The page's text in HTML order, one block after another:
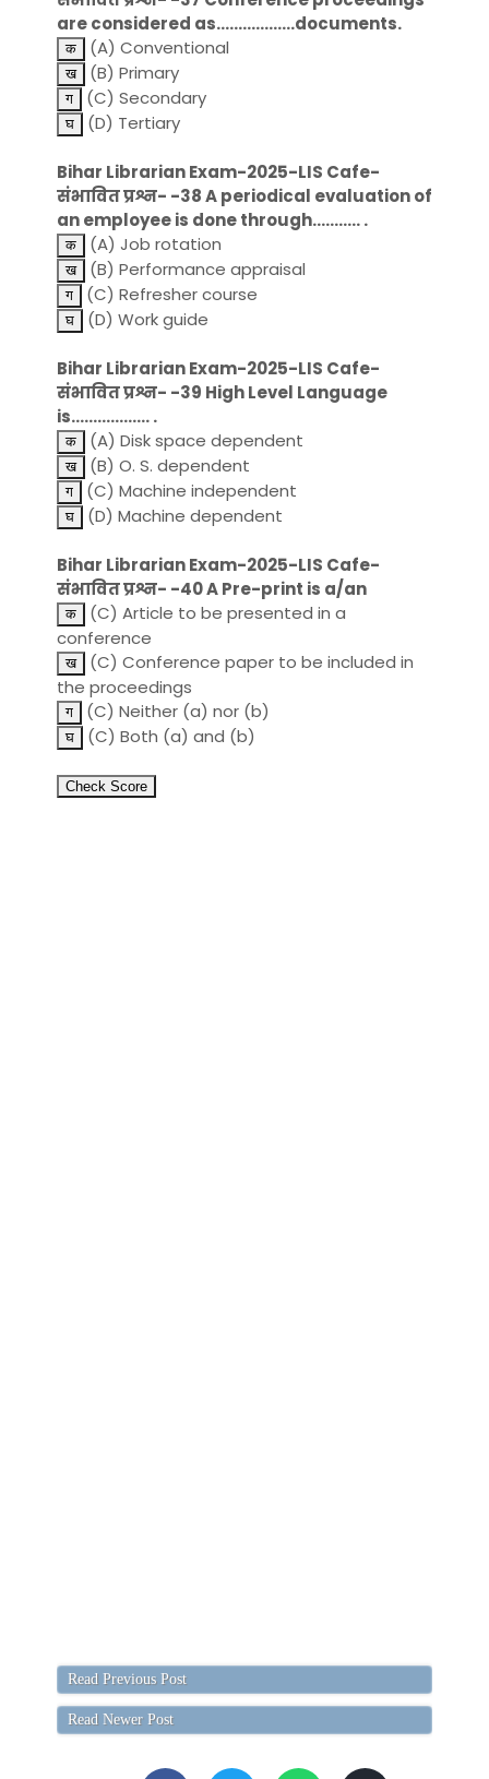
are considered as………………documents.
(A) Conventional
(B) Primary
(C) Secondary
(D) Tertiary
Bihar Librarian Exam-2025-LIS Cafe-
संभावित प्रश्न- -38 A periodical evaluation of
an employee is done through……….. .
(A) Job rotation
(B) Performance appraisal
(C) Refresher course
(D) Work guide
Bihar Librarian Exam-2025-LIS Cafe-
संभावित प्रश्न- -39 High Level Language
is……………… .
(A) Disk space dependent
(B) O. S. dependent
(C) Machine independent
(D) Machine dependent
Bihar Librarian Exam-2025-LIS Cafe-
संभावित प्रश्न- -40 A Pre-print is a/an
(C) Article to be presented in a
conference
(C) Conference paper to be included in
the proceedings
(C) Neither (a) nor (b)
(C) Both (a) and (b)
Read Previous Post
Read Newer Post